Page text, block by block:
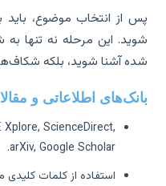
از انتخاب موضوع، باید به
این مرحله نه تنها به شما
آشنا شوید، بلکه شکاف‌های
اطلاعاتی و مقالات
Xplore, ScienceDirect,
arXiv, Google Scholar.
استفاده از کلمات کلیدی